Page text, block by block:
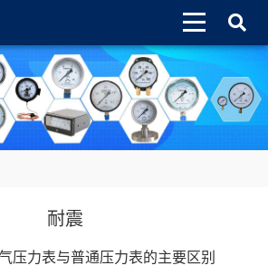
耐震
压力表与普通压力表的主要区别